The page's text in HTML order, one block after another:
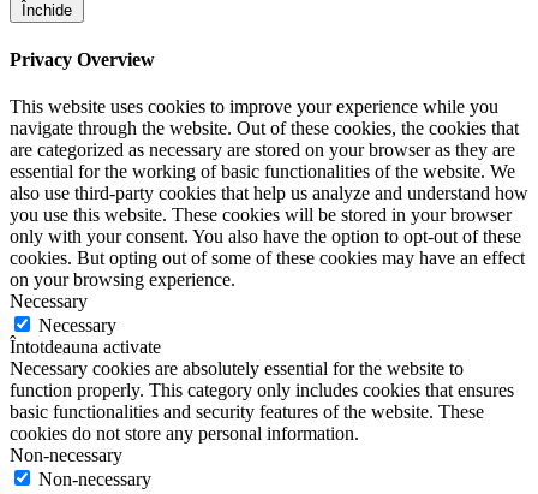
Închide
Privacy Overview
This website uses cookies to improve your experience while you
navigate through the website. Out of these cookies, the cookies that
are categorized as necessary are stored on your browser as they are
essential for the working of basic functionalities of the website. We
also use third-party cookies that help us analyze and understand how
you use this website. These cookies will be stored in your browser
only with your consent. You also have the option to opt-out of these
cookies. But opting out of some of these cookies may have an effect
on your browsing experience.
Necessary
Necessary
Întotdeauna activate
Necessary cookies are absolutely essential for the website to
function properly. This category only includes cookies that ensures
basic functionalities and security features of the website. These
cookies do not store any personal information.
Non-necessary
Non-necessary